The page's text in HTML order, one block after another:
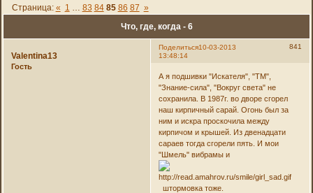
Что, где, когда - 6
Страница: « 1 … 83 84 85 86 87 »
Поделиться 841
10-03-2013
13:48:14
Valentina13
Гость
А я подшивки "Искателя", "ТМ",
"Знание-сила", "Вокруг света" не
сохранила. В 1987г. во дворе сгорел
наш кирпичный сарай. Огонь был за
ним и искра проскочила между
кирпичом и крышей. Из двенадцати
сараев тогда сгорели пять. И мои
"Шмель" вибрамы и
штормовка тоже.